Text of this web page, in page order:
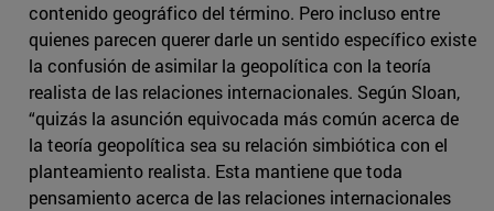
contenido geográfico del término. Pero incluso entre
quienes parecen querer darle un sentido específico existe
la confusión de asimilar la geopolítica con la teoría
realista de las relaciones internacionales. Según Sloan,
“quizás la asunción equivocada más común acerca de
la teoría geopolítica sea su relación simbiótica con el
planteamiento realista. Esta mantiene que toda
pensamiento acerca de las relaciones internacionales